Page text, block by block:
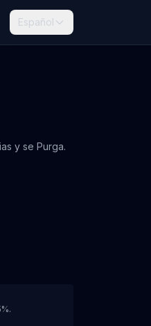
Español
y se Purga.